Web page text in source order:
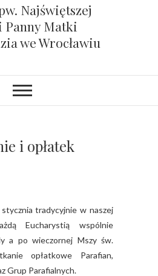
Najświętszej
Panny Matki
we Wrocławiu
i opłatek
Eucharystią wspólnie
a po wieczornej Mszy św.
opłatkowe Parafian,
Grup Parafialnych.